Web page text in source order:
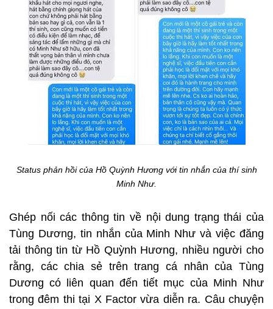
Status phản hồi của Hồ Quỳnh Hương với tin nhắn của thí sinh
Minh Như.
Ghép nối các thông tin về nội dung trạng thái của
Tùng Dương, tin nhắn của Minh Như và việc đăng
tải thông tin từ Hồ Quỳnh Hương, nhiều người cho
rằng, các chia sẻ trên trang cá nhân của Tùng
Dương có liên quan đến tiết mục của Minh Như
trong đêm thi tại X Factor vừa diễn ra. Câu chuyện